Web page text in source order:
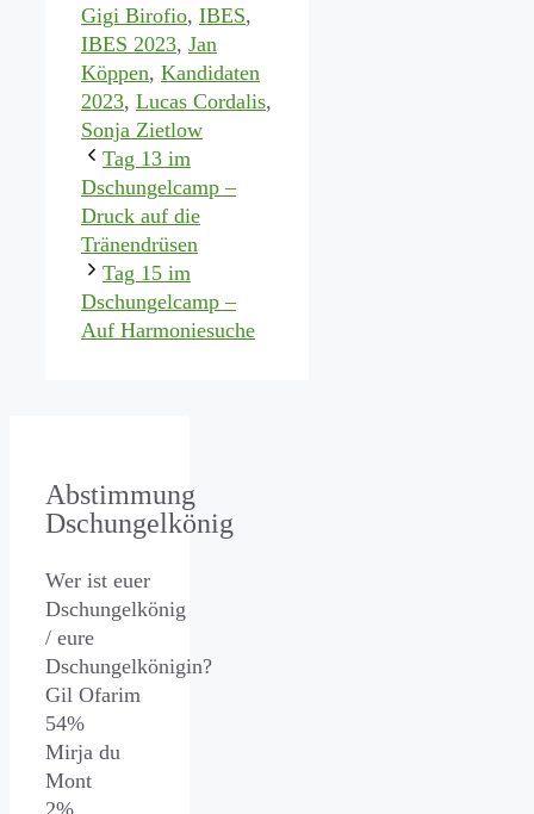
Gigi Birofio, IBES,
IBES 2023, Jan
Köppen, Kandidaten
2023, Lucas Cordalis,
Sonja Zietlow
Tag 13 im
Dschungelcamp –
Druck auf die
Tränendrüsen
Tag 15 im
Dschungelcamp –
Auf Harmoniesuche
Abstimmung
Dschungelkönig
Wer ist euer
Dschungelkönig
/ eure
Dschungelkönigin?
Gil Ofarim
54%
Mirja du
Mont
2%